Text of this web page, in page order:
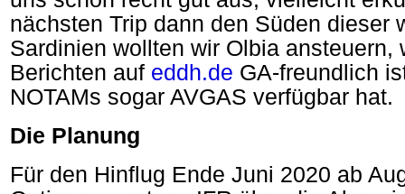
nächsten Trip dann den Süden dieser
Sardinien wollten wir Olbia ansteuern,
Berichten auf eddh.de GA-freundlich
NOTAMs sogar AVGAS verfügbar hat.
Die Planung
Für den Hinflug Ende Juni 2020 ab